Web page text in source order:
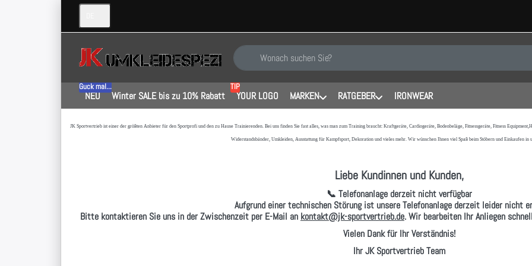
Geben Sie einen Suchbegriff ein. Während Sie tippen, erscheinen automatisch
NEU
Guck mal...
Winter SALE bis zu 10% Rabatt YOUR LOGO
TIP
MARKEN RATGEBER IRONWEAR
JK Sportvertrieb ist einer der größten Anbieter für den Sportprofi und den zu Hause Trainierenden. Bei uns finden Sie fast alles, was man zum Training braucht: Kraftgeräte, Cardiogeräte, Bodenbeläge, Fitnessgeräte, Fitness
Widerstandsbänder, Umkleiden, Ausstattung für Kampfsport, Dekoration und vieles mehr. Wir wünschen Ihnen viel Spaß beim Stöbern und Einkaufen in
Liebe Kundinnen und Kunden,
📞 Telefonanlage derzeit nicht verfügbar
Aufgrund einer technischen Störung ist unsere Telefonanlage derzeit leider nicht
Bitte kontaktieren Sie uns in der Zwischenzeit per E-Mail an kontakt@jk-sportvertrieb.de. Wir bearbeiten Ihr Anliegen
Vielen Dank für Ihr Verständnis!
Ihr JK Sportvertrieb Team